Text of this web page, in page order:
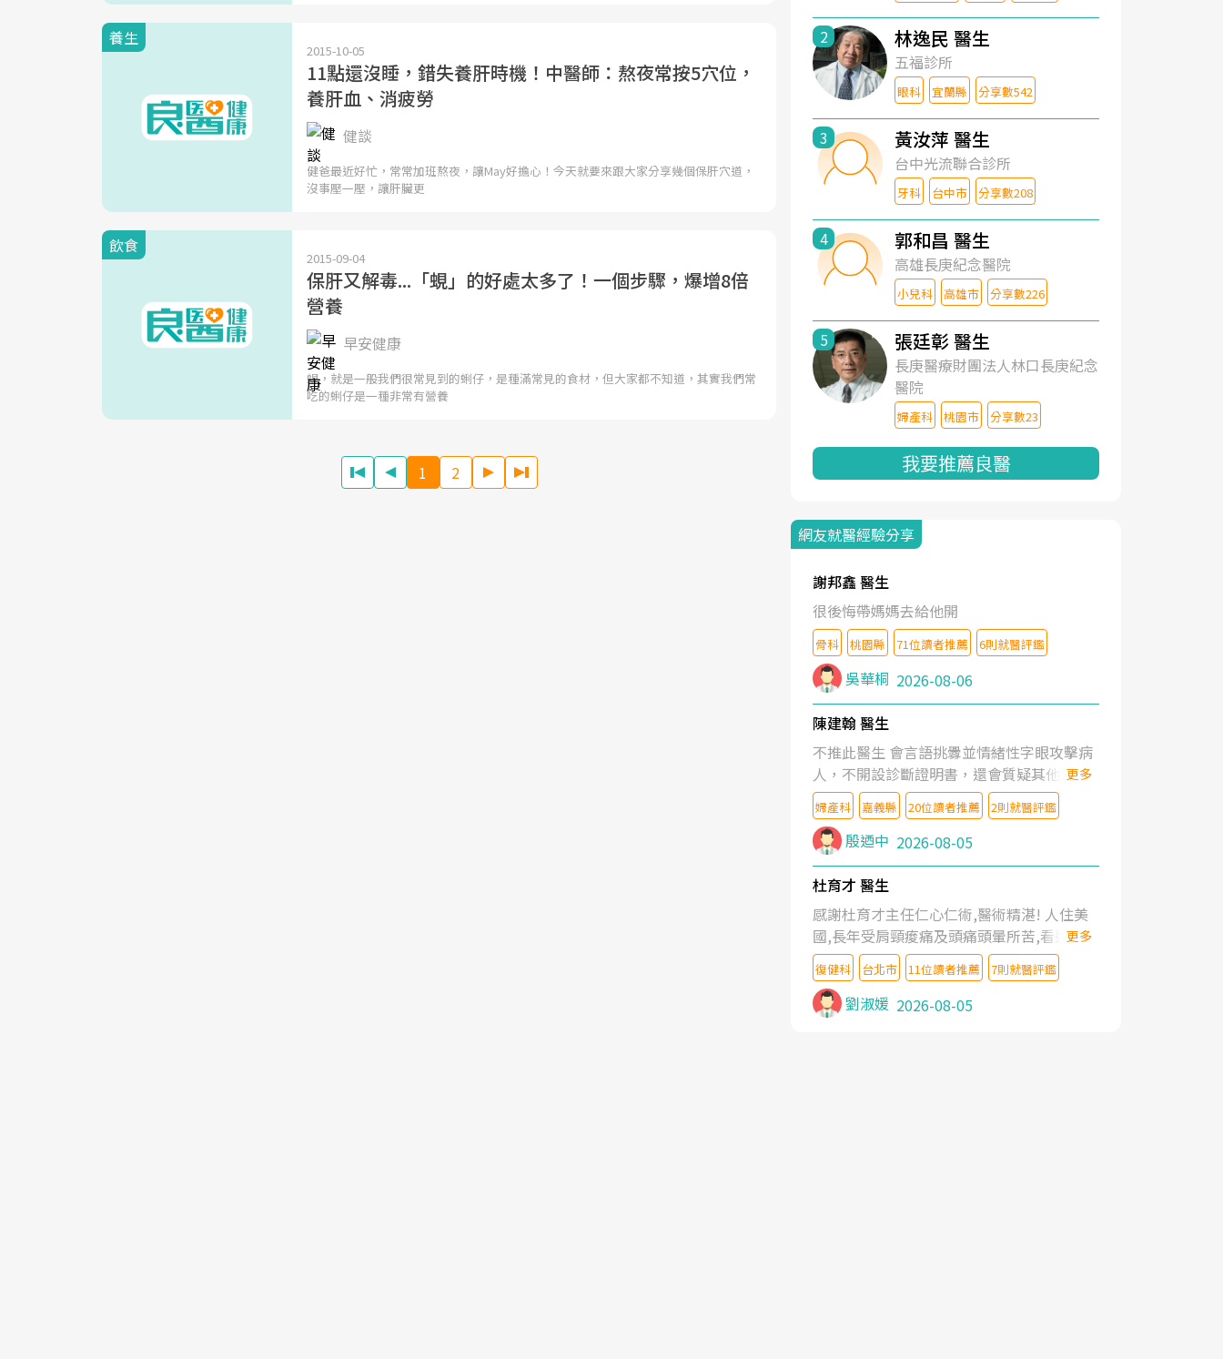
養生
2015-10-05
11點還沒睡，錯失養肝時機！中醫師：熬夜常按5穴位，
養肝血、消疲勞
健談
健爸最近好忙，常常加班熬夜，讓May好擔心！今天就要來跟大家分享幾個保肝穴道，
沒事壓一壓，讓肝臟更
飲食
2015-09-04
保肝又解毒...「蜆」的好處太多了！一個步驟，爆增8倍
營養
早安健康
蜆，就是一般我們很常見到的蜊仔，是種滿常見的食材，但大家都不知道，其實我們常
吃的蜊仔是一種非常有營養
1 2
2 林逸民 醫生
五福診所
眼科 宜蘭縣 分享數542
3 黃汝萍 醫生
台中光流聯合診所
牙科 台中市 分享數208
4 郭和昌 醫生
高雄長庚紀念醫院
小兒科 高雄市 分享數226
5 張廷彰 醫生
長庚醫療財團法人林口長庚紀念
醫院
婦產科 桃園市 分享數23
我要推薦良醫
網友就醫經驗分享
謝邦鑫 醫生
很後悔帶媽媽去給他開
骨科 桃園縣 71位讀者推薦 6則就醫評鑑
吳華桐 2026-08-06
陳建翰 醫生
不推此醫生 會言語挑釁並情緒性字眼攻擊病
人，不開設診斷證明書，還會質疑其他醫生
的判斷！
更多
婦產科 嘉義縣 20位讀者推薦 2則就醫評鑑
殷迺中 2026-08-05
杜育才 醫生
感謝杜育才主任仁心仁術,醫術精湛! 人住美
國,長年受肩頸痠痛及頭痛頭暈所苦,看遍名醫
教授,做了各種檢查,也嘗試過西醫打針,中醫
針灸及物理徒手治療都沒有用,後來連吃到嗎
啡類止痛藥都效果有限,只是壓症狀,沒多久就
痛起來,多年失眠嚴重影響生活品質. 台灣親
更多
復健科 台北市 11位讀者推薦 7則就醫評鑑
劉淑媛 2026-08-05